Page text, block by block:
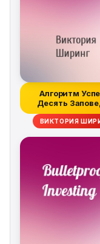
Алгоритм
Десять
ВИКТОРИЯ